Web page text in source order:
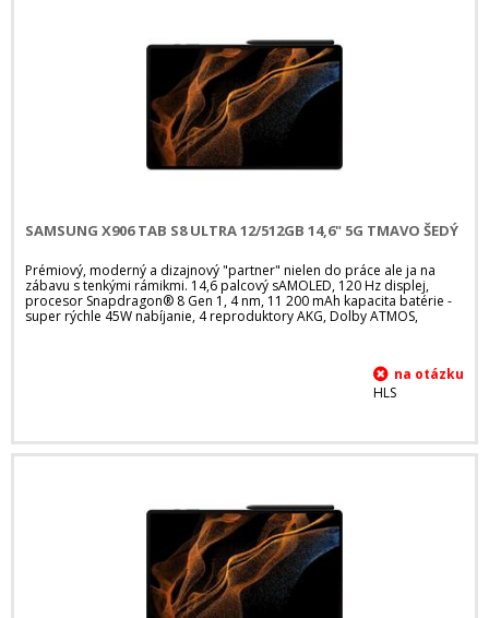
SAMSUNG X906 TAB S8 ULTRA 12/512GB 14,6" 5G TMAVO ŠEDÝ
Prémiový, moderný a dizajnový "partner" nielen do práce ale ja na
zábavu s tenkými rámikmi. 14,6 palcový sAMOLED, 120 Hz displej,
procesor Snapdragon® 8 Gen 1, 4 nm, 11 200 mAh kapacita batérie -
super rýchle 45W nabíjanie, 4 reproduktory AKG, Dolby ATMOS,
HLS